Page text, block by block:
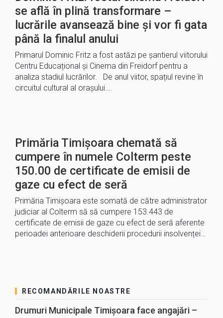
se află în plină transformare –
lucrările avansează bine și vor fi gata
până la finalul anului
Primarul Dominic Fritz a fost astăzi pe șantierul viitorului
Centru Educațional și Cinema din Freidorf pentru a
analiza stadiul lucrărilor. De anul viitor, spațiul revine în
circuitul cultural al orașului….
Primăria Timișoara chemată să
cumpere în numele Colterm peste
150.00 de certificate de emisii de
gaze cu efect de seră
Primăria Timișoara este somată de către administrator
judiciar al Colterm să să cumpere 153.443 de
certificate de emisii de gaze cu efect de seră aferente
perioadei anterioare deschiderii procedurii insolvenței…
RECOMANDĂRILE NOASTRE
Drumuri Municipale Timișoara face angajări –